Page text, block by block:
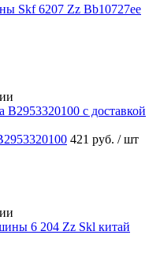
Skf 6207 Zz Bb10727ee
421 руб. / шт